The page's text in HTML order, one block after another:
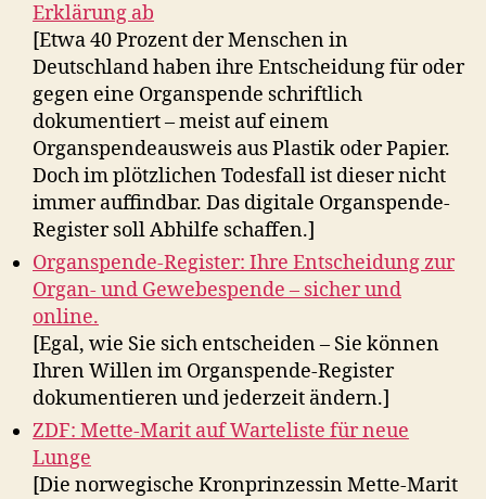
Erklärung ab
[Etwa 40 Prozent der Menschen in
Deutschland haben ihre Entscheidung für oder
gegen eine Organspende schriftlich
dokumentiert – meist auf einem
Organspendeausweis aus Plastik oder Papier.
Doch im plötzlichen Todesfall ist dieser nicht
immer auffindbar. Das digitale Organspende-
Register soll Abhilfe schaffen.]
Organspende-Register: Ihre Entscheidung zur
Organ- und Gewebe­spende – sicher und
online.
[Egal, wie Sie sich entscheiden – Sie können
Ihren Willen im Organspende-Register
dokumentieren und jederzeit ändern.]
ZDF: Mette-Marit auf Warteliste für neue
Lunge
[Die norwegische Kronprinzessin Mette-Marit